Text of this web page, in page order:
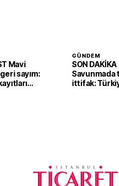
Mavi
sayım:
GÜNDEM
SON DAKİKA |
Savunmada
ittifak: